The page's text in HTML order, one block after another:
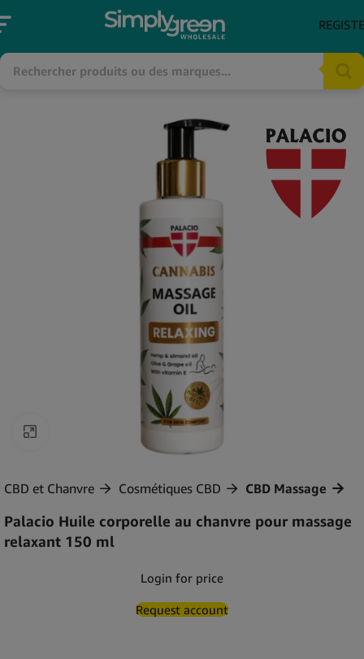
CBD et Chanvre Cosmétiques CBD CBD Massage
Palacio Huile corporelle au chanvre pour massage
relaxant 150 ml
Login for price
Request account